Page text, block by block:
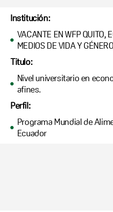
Institución:
VACANTE EN WFP QUITO,
MEDIOS DE VIDA Y
Titulo:
Nivel universitario en
afines.
Perfil:
Programa Mundial de
Ecuador